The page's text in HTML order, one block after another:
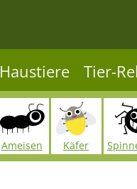
Haustiere Tier-
Ameisen Käfer